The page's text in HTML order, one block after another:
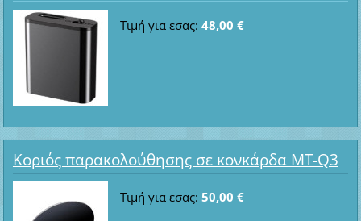
Τιμή για εσας: 48,00 €
Κοριός παρακολούθησης σε κονκάρδα MT-Q3
Τιμή για εσας: 50,00 €